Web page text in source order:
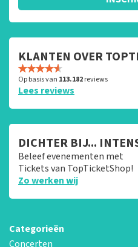
KLANTEN OVER
Op basis van 113.182reviews
Lees reviews
DICHTER BIJ...
Beleef evenementen met
Tickets van TopTicketShop!
Zo werken wij
Categorieën
Concerten